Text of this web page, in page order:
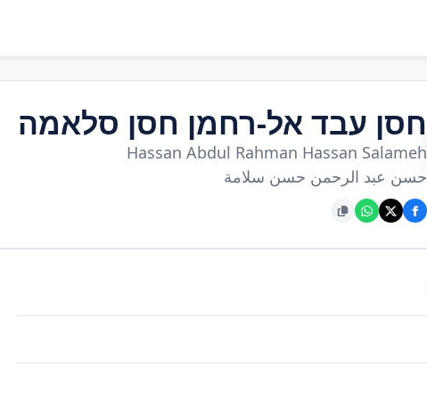
חסן עבד אל-רחמן חסן סלאמה
Hassan Abdul Rahman Hassan Salameh
حسن عبد الرحمن حسن سلامة